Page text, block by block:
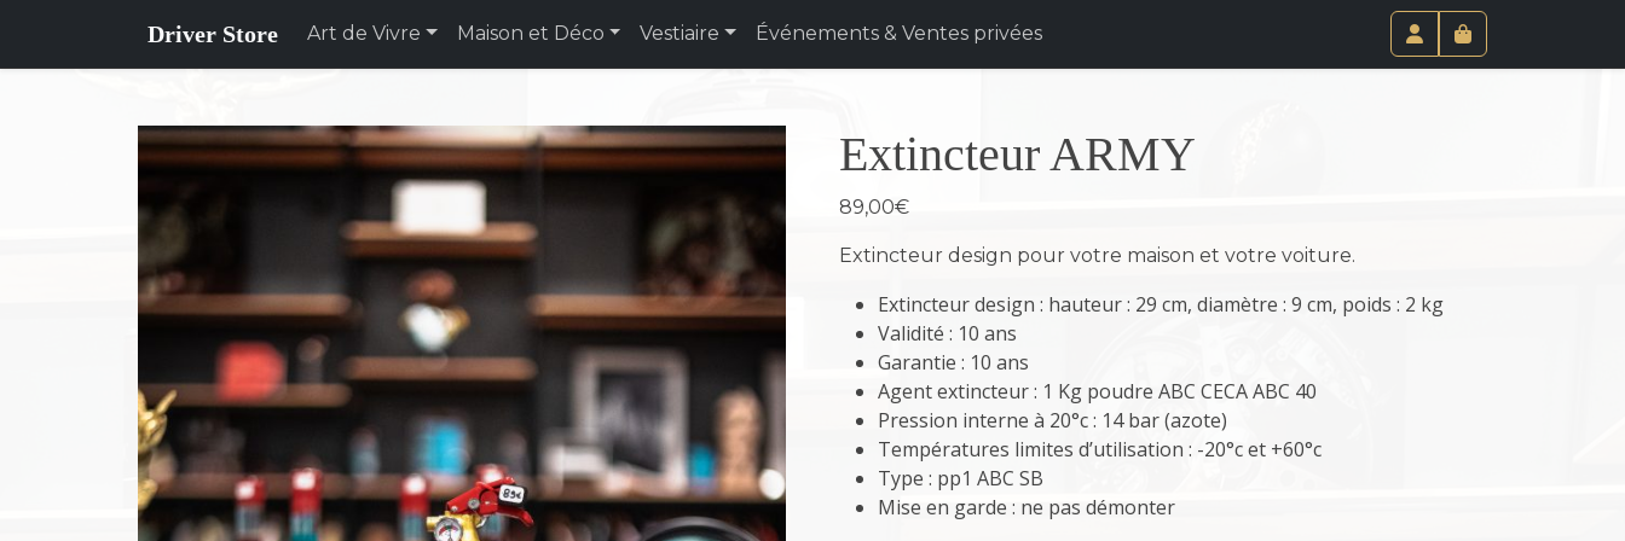
Driver Store
Compte
Paniel
Art de Vivre Maison et Déco Vestiaire Événements & Ventes privées
Extincteur ARMY
89,00€
Extincteur design pour votre maison et votre voiture.
Extincteur design : hauteur : 29 cm, diamètre : 9 cm, poids : 2 kg
Validité : 10 ans
Garantie : 10 ans
Agent extincteur : 1 Kg poudre ABC CECA ABC 40
Pression interne à 20°c : 14 bar (azote)
Températures limites d’utilisation : -20°c et +60°c
Type : pp1 ABC SB
Mise en garde : ne pas démonter